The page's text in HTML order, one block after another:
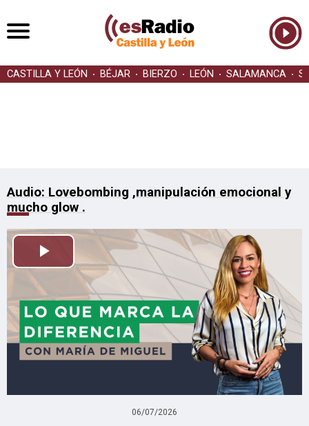
CASTILLA Y LEÓN BÉJAR BIERZO LEÓN SALAMANCA
Audio: Lovebombing ,manipulación emocional y
mucho glow .
Reproducir
06/07/2026